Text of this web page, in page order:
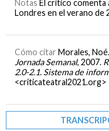
Notas El crítico comenta
Londres en el verano de
Cómo citar Morales,
Jornada Semanal, 2007.
2.0-2.1. Sistema de
<criticateatral2021.org>